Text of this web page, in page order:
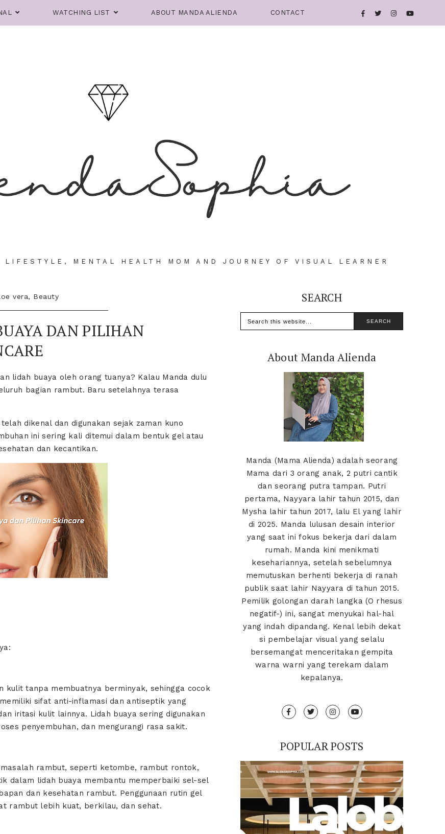
WATCHING LIST ABOUT MANDA ALIENDA CONTACT
MENTAL HEALTH MOM AND JOURNEY OF VISUAL LEARNER
vera, Beauty
DAN PILIHAN
lidah buaya oleh orang tuanya? Kalau Manda dulu
bagian rambut. Baru setelahnya terasa
dikenal dan digunakan sejak zaman kuno
ini sering kali ditemui dalam bentuk gel atau
dan kecantikan.
tanpa membuatnya berminyak, sehingga cocok
sifat anti-inflamasi dan antiseptik yang
iritasi kulit lainnya. Lidah buaya sering digunakan
penyembuhan, dan mengurangi rasa sakit.
rambut, seperti ketombe, rambut rontok,
dalam lidah buaya membantu memperbaiki sel-sel
dan kesehatan rambut. Penggunaan rutin gel
rambut lebih kuat, berkilau, dan sehat.
SEARCH
About Manda Alienda
Manda (Mama Alienda) adalah seorang
Mama dari 3 orang anak, 2 putri cantik
dan seorang putra tampan. Putri
pertama, Nayyara lahir tahun 2015, dan
Mysha lahir tahun 2017, lalu El yang lahir
di 2025. Manda lulusan desain interior
yang saat ini fokus bekerja dari dalam
rumah. Manda kini menikmati
kesehariannya, setelah sebelumnya
memutuskan berhenti bekerja di ranah
publik saat lahir Nayyara di tahun 2015.
Pemilik golongan darah langka (O rhesus
negatif-) ini, sangat menyukai hal-hal
yang indah dipandang. Kenal lebih dekat
si pembelajar visual yang selalu
bersemangat menceritakan gempita
warna warni yang terekam dalam
kepalanya.
POPULAR POSTS